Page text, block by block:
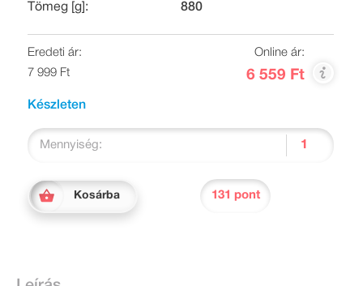
Tömeg [g]:
880
Eredeti ár:
7 999 Ft
Online ár:
6 559 Ft
Készleten
Mennyiség:
Kosárba 131 pont